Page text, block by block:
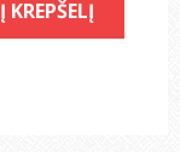
Į KREPŠELĮ